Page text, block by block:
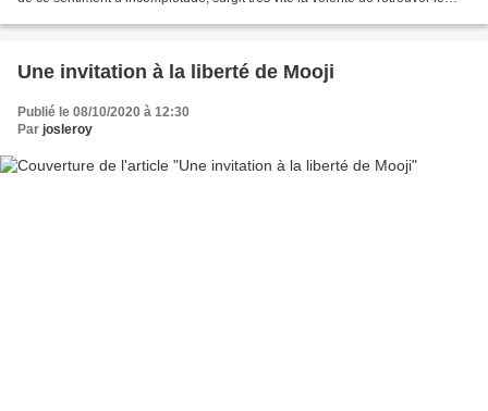
Une invitation à la liberté de Mooji
Publié le 08/10/2020 à 12:30
Par josleroy